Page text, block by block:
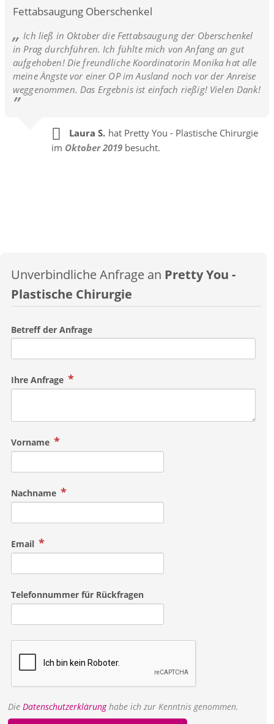
Fettabsaugung Oberschenkel
Ich ließ in Oktober die Fettabsaugung der Oberschenkel
in Prag durchführen. Ich fühlte mich von Anfang an gut
aufgehoben! Die freundliche Koordinatorin Monika hat alle
meine Ängste vor einer OP im Ausland noch vor der Anreise
weggenommen. Das Ergebnis ist einfach rießig! Vielen Dank!
Laura S. hat Pretty You - Plastische Chirurgie
im Oktober 2019 besucht.
Unverbindliche Anfrage an Pretty You -
Plastische Chirurgie
Betreff der Anfrage
Ihre Anfrage
Vorname
Nachname
Email
Telefonnummer für Rückfragen
Die Datenschutzerklärunghabe ich zur Kenntnis genommen.